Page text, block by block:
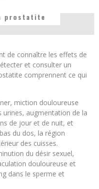
prostatite
de connaître les effets de
et consulter un
comprennent ce qui
miction douloureuse
urines, augmentation de la
de jour et de nuit, et
du dos, la région
des cuisses.
du désir sexuel,
douloureuse et
dans le sperme et